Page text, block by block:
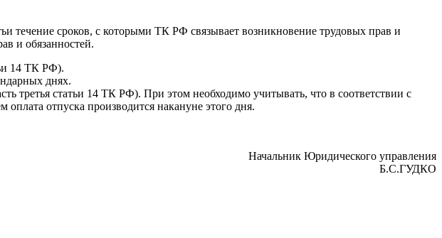
течение сроков, с которыми ТК РФ связывает возникновение трудовых прав и
и обязанностей.
14 ТК РФ).
днях.
третья статьи 14 ТК РФ). При этом необходимо учитывать, что в соответствии с
отпуска производится накануне этого дня.
Начальник Юридического управления
Б.С.ГУДКО